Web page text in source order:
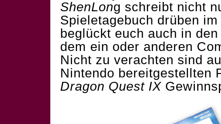
ShenLong schreibt nicht
Spieletagebuch drüben
beglückt euch auch in
dem ein oder anderen
Nicht zu verachten sind
Nintendo bereitgestellten
Dragon Quest IX